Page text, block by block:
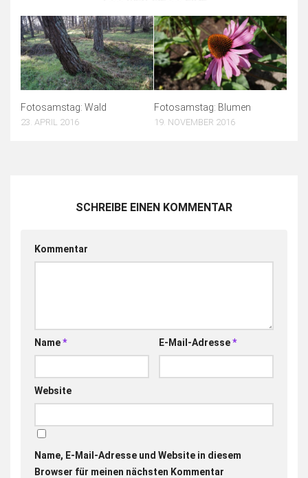
Fotosamstag: Wald
23. APRIL 2016
Fotosamstag: Blumen
19. NOVEMBER 2016
SCHREIBE EINEN KOMMENTAR
Kommentar
Name* E-Mail-Adresse*
Website
Name, E-Mail-Adresse und Website in diesem
Browser für meinen nächsten Kommentar